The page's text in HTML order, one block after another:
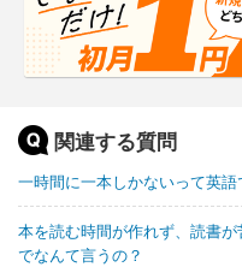
関連する質問
一時間に一本しかないって英語
本を読む時間が作れず、読書
でなんて言うの？